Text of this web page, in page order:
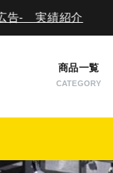
紹介
商品一覧
CATEGORY